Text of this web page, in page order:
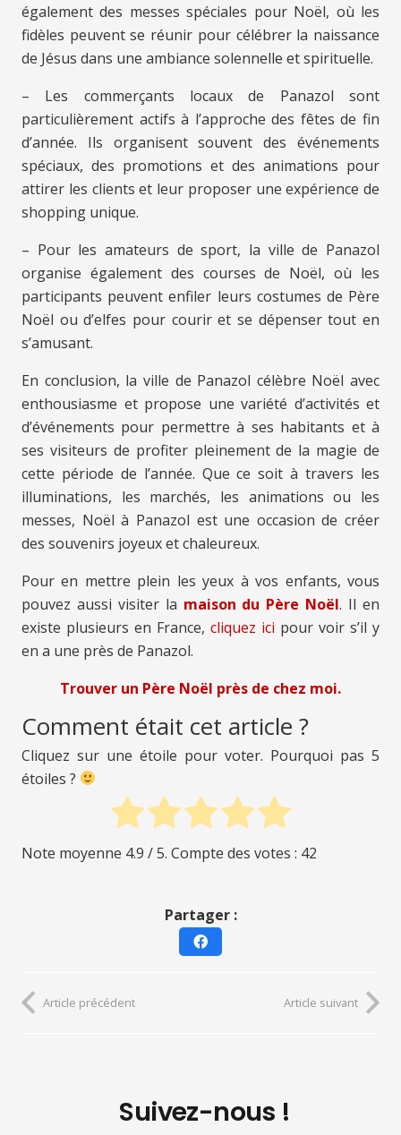
également des messes spéciales pour Noël, où les
fidèles peuvent se réunir pour célébrer la naissance
de Jésus dans une ambiance solennelle et spirituelle.
– Les commerçants locaux de Panazol sont
particulièrement actifs à l’approche des fêtes de fin
d’année. Ils organisent souvent des événements
spéciaux, des promotions et des animations pour
attirer les clients et leur proposer une expérience de
shopping unique.
– Pour les amateurs de sport, la ville de Panazol
organise également des courses de Noël, où les
participants peuvent enfiler leurs costumes de Père
Noël ou d’elfes pour courir et se dépenser tout en
s’amusant.
En conclusion, la ville de Panazol célèbre Noël avec
enthousiasme et propose une variété d’activités et
d’événements pour permettre à ses habitants et à
ses visiteurs de profiter pleinement de la magie de
cette période de l’année. Que ce soit à travers les
illuminations, les marchés, les animations ou les
messes, Noël à Panazol est une occasion de créer
des souvenirs joyeux et chaleureux.
Pour en mettre plein les yeux à vos enfants, vous
pouvez aussi visiter la maison du Père Noël. Il en
existe plusieurs en France, cliquez ici pour voir s’il y
en a une près de Panazol.
Trouver un Père Noël près de chez moi.
Comment était cet article ?
Cliquez sur une étoile pour voter. Pourquoi pas 5
étoiles ?
Note moyenne 4.9 / 5. Compte des votes : 42
Partager :
Article précédent Article suivant
Suivez-nous !